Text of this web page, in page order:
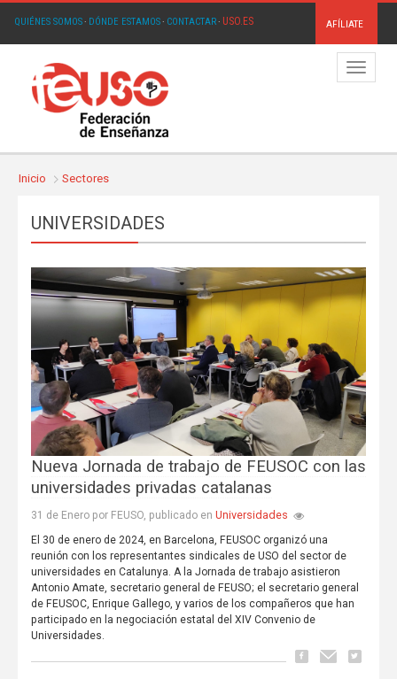
QUIÉNES SOMOS· DÓNDE ESTAMOS· CONTACTAR· USO.ES AFÍLIATE
Menú
Inicio Sectores
UNIVERSIDADES
Nueva Jornada de trabajo de FEUSOC con las
universidades privadas catalanas
31 de Enero por FEUSO, publicado en Universidades
El 30 de enero de 2024, en Barcelona, FEUSOC organizó una
reunión con los representantes sindicales de USO del sector de
universidades en Catalunya. A la Jornada de trabajo asistieron
Antonio Amate, secretario general de FEUSO; el secretario general
de FEUSOC, Enrique Gallego, y varios de los compañeros que han
participado en la negociación estatal del XIV Convenio de
Universidades.